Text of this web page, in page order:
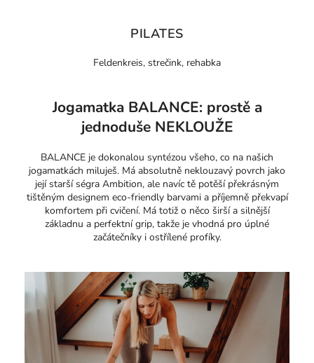
PILATES
Feldenkreis, strečink, rehabka
Jogamatka BALANCE: prostě a
jednoduše NEKLOUŽE
BALANCE je dokonalou syntézou všeho, co na našich
jogamatkách miluješ. Má absolutně neklouzavý povrch jako
její starší ségra Ambition, ale navíc tě potěší překrásným
tištěným designem eco-friendly barvami a příjemně překvapí
komfortem při cvičení. Má totiž o něco širší a silnější
základnu a perfektní grip, takže je vhodná pro úplné
začátečníky i ostřílené profíky.